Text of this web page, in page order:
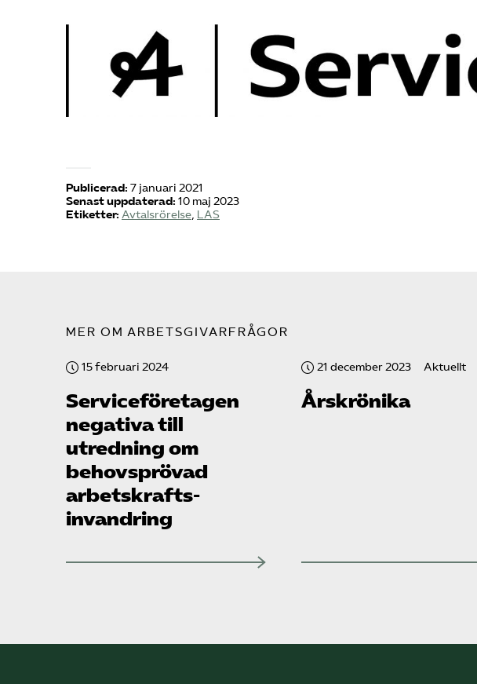
Publicerad: 7 januari 2021
Senast uppdaterad: 10 maj 2023
Etiketter: Avtalsrörelse, LAS
MER OM ARBETSGIVARFRÅGOR
15 februari 2024
Service­företagen
negativa till
utredning om
behovsprövad
arbetskrafts­
invandring
21 december 2023 Aktuellt
Årskrönika